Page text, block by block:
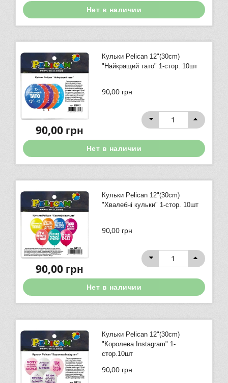
Нет в наличии
Кульки Pelican 12"(30сm)
"Найкращий тато" 1-стор. 10шт
90,00 грн
90,00грн
Нет в наличии
Кульки Pelican 12"(30сm)
"Хвалебнi кульки" 1-стор. 10шт
90,00 грн
90,00грн
Нет в наличии
Кульки Pelican 12"(30сm)
"Королева Instagram" 1-
cтор.10шт
90,00 грн